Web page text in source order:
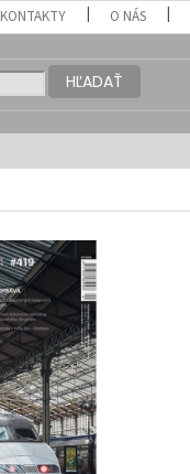
KONTAKTY O NÁS
HĽADAŤ